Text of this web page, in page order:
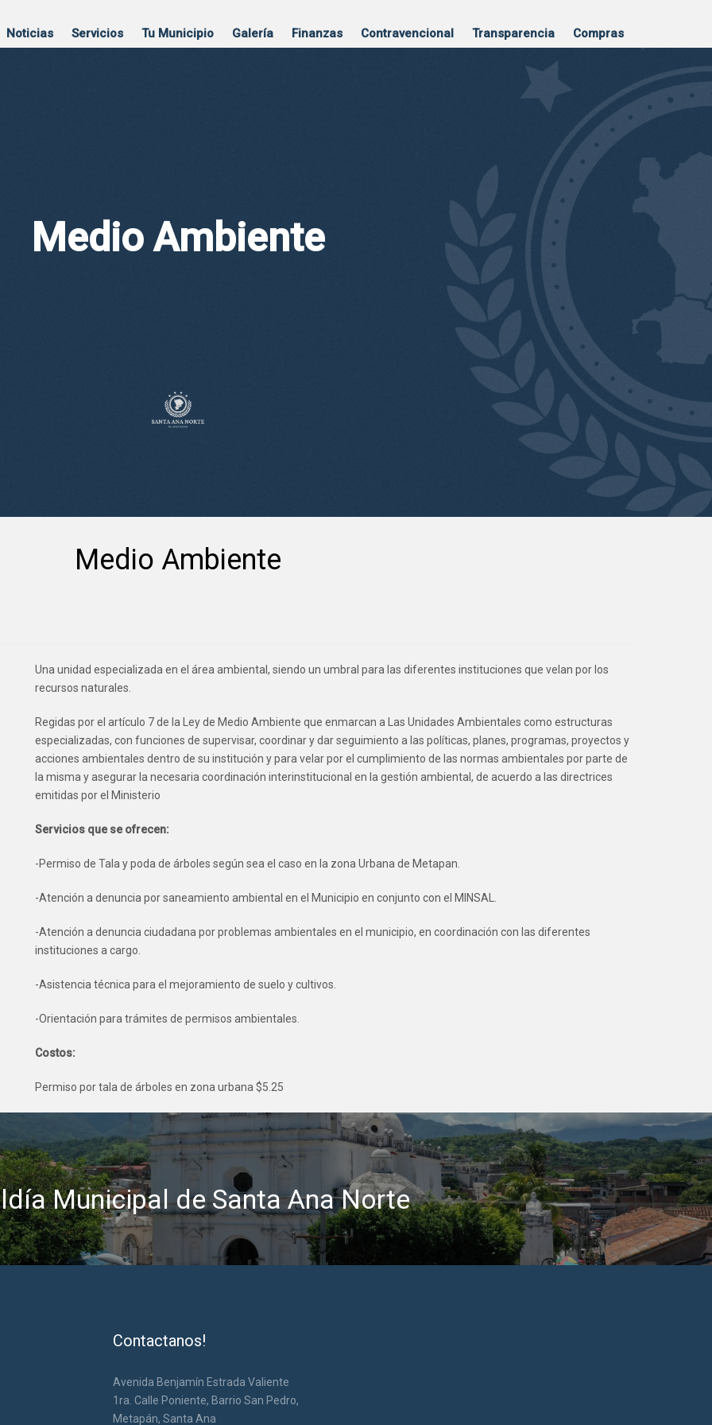
Noticias Servicios Tu Municipio Galería Finanzas Contravencional Transparencia Compras
Medio Ambiente
Medio Ambiente
Una unidad especializada en el área ambiental, siendo un umbral para las diferentes instituciones que velan por los
recursos naturales.
Regidas por el artículo 7 de la Ley de Medio Ambiente que enmarcan a Las Unidades Ambientales como estructuras
especializadas, con funciones de supervisar, coordinar y dar seguimiento a las políticas, planes, programas, proyectos y
acciones ambientales dentro de su institución y para velar por el cumplimiento de las normas ambientales por parte de
la misma y asegurar la necesaria coordinación interinstitucional en la gestión ambiental, de acuerdo a las directrices
emitidas por el Ministerio
Servicios que se ofrecen:
-Permiso de Tala y poda de árboles según sea el caso en la zona Urbana de Metapan.
-Atención a denuncia por saneamiento ambiental en el Municipio en conjunto con el MINSAL.
-Atención a denuncia ciudadana por problemas ambientales en el municipio, en coordinación con las diferentes
instituciones a cargo.
-Asistencia técnica para el mejoramiento de suelo y cultivos.
-Orientación para trámites de permisos ambientales.
Costos:
Permiso por tala de árboles en zona urbana $5.25
Municipal de Santa Ana Norte
Contactanos!
Avenida Benjamín Estrada Valiente
1ra. Calle Poniente, Barrio San Pedro,
Metapán, Santa Ana